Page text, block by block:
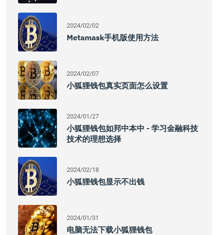
2024/02/02
Metamask手机版使用方法
2024/02/07
小狐狸钱包真实页面怎么设置
2024/01/27
小狐狸钱包如邦中本中 - 学习金融科技
技术的理想选择
2024/02/18
小狐狸钱包显示不出钱
2024/01/31
电脑无法下载小狐狸钱包